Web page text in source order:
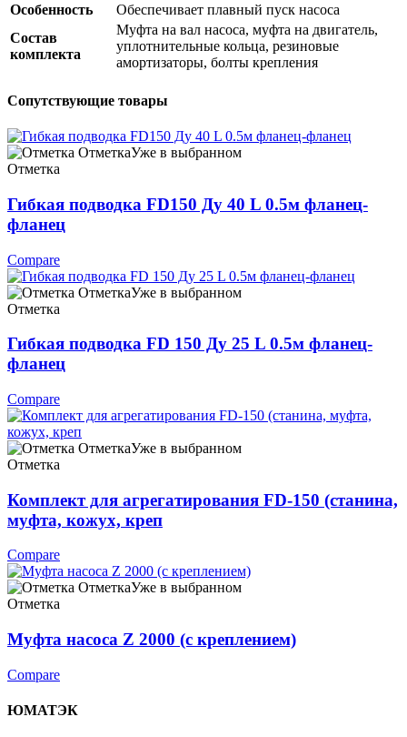
Особенность
Обеспечивает плавный пуск насоса
Состав
комплекта
Муфта на вал насоса, муфта на двигатель,
уплотнительные кольца, резиновые
амортизаторы, болты крепления
Сопутствующие товары
ОтметкаУже в выбранном
Отметка
Гибкая подводка FD150 Ду 40 L 0.5м фланец-
фланец
Compare
ОтметкаУже в выбранном
Отметка
Гибкая подводка FD 150 Ду 25 L 0.5м фланец-
фланец
Compare
ОтметкаУже в выбранном
Отметка
Комплект для агрегатирования FD-150 (станина,
муфта, кожух, креп
Compare
ОтметкаУже в выбранном
Отметка
Муфта насоса Z 2000 (с креплением)
Compare
ЮМАТЭК